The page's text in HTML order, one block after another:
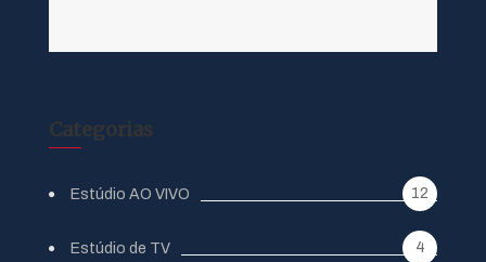
Categorias
Estúdio AO VIVO 12
Estúdio de TV 4